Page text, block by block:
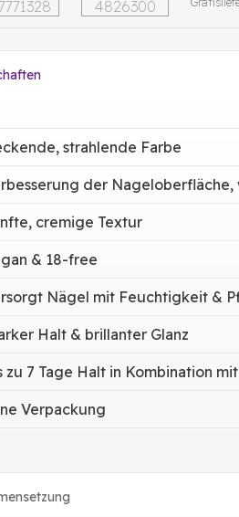
4826300
strahlende Farbe
der
cremige Textur
& 18-free
Nägel mit Feuchtigkeit &
Halt & brillanter Glanz
zu 7 Tage Halt in Kombination
Verpackung